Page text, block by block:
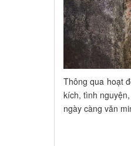
Thông qua hoạt
kích, tình
ngày càng văn